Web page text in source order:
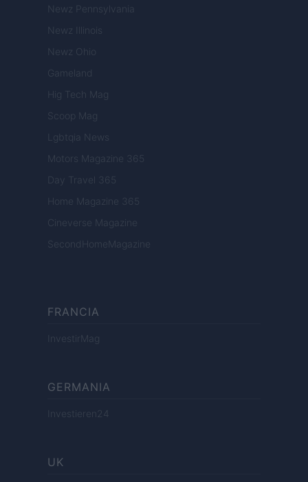
Newz Pennsylvania
Newz Illinois
Newz Ohio
Gameland
Hig Tech Mag
Scoop Mag
Lgbtqia News
Motors Magazine 365
Day Travel 365
Home Magazine 365
Cineverse Magazine
SecondHomeMagazine
FRANCIA
InvestirMag
GERMANIA
Investieren24
UK